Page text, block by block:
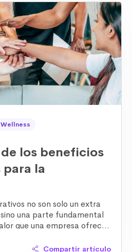
. Si deseas personalizar los
efectiva, es importante
de tus colaboradores y
puede marcar la
leer más sobre
para retener
Wellness
los beneficios
la
no son solo un extra
una parte fundamental
que una empresa ofrece
que pueden ofrecerse,
Compartir artículo